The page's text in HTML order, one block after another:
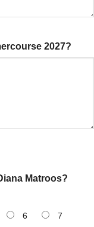
2027?
Matroos?
6 7